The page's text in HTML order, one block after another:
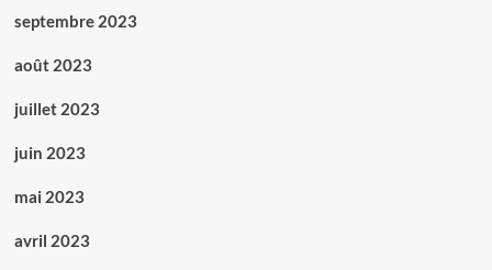
septembre 2023
août 2023
juillet 2023
juin 2023
mai 2023
avril 2023